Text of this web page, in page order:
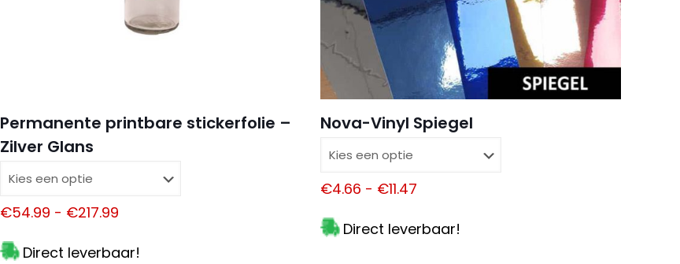
Mijn naam, e-mail en site
opslaan in deze browser voor
de volgende keer wanneer ik
Permanente printbare stickerfolie –
Zilver Glans
€54.99 - €217.99
tot
Direct leverbaar!
Nova-Vinyl Spiegel
€4.66 - €11.47Prijsklasse:
tot
Direct leverbaar!